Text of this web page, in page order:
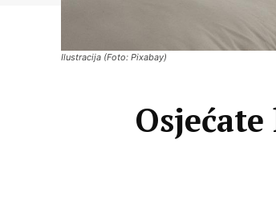
Ilustracija (Foto: Pixabay)